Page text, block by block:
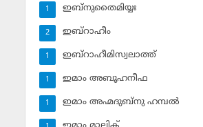
ഇബ്‌നുതൈമിയ്യഃ
1
ഇബ്‌റാഹീം
2
ഇബ്‌റാഹീമിസ്വലാത്ത്
1
ഇമാം അബൂഹനീഫ
1
ഇമാം അഹ്മദുബ്‌നു ഹമ്പല്‍
1